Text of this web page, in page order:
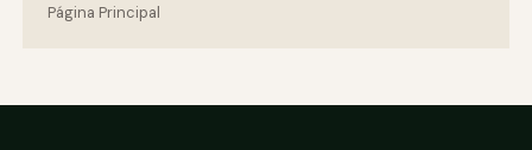
Página Principal